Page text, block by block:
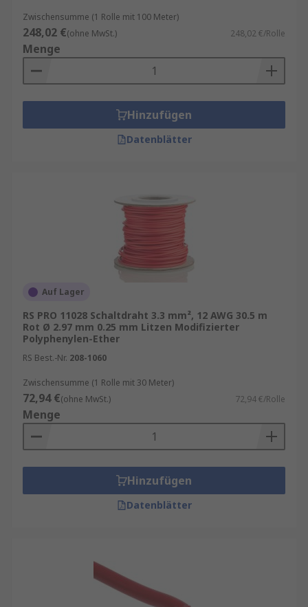
Zwischensumme (1 Rolle mit 100 Meter)
248,02 €(ohne MwSt.) 248,02 €/Rolle
Menge
Hinzufügen
Datenblätter
Auf Lager
RS PRO 11028 Schaltdraht 3.3 mm², 12 AWG 30.5 m
Rot Ø 2.97 mm 0.25 mm Litzen Modifizierter
Polyphenylen-Ether
RS Best.-Nr. 208-1060
Zwischensumme (1 Rolle mit 30 Meter)
72,94 €(ohne MwSt.) 72,94 €/Rolle
Menge
Hinzufügen
Datenblätter